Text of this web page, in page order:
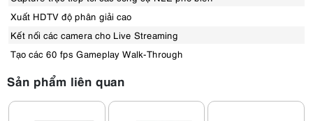
Xuất HDTV độ phân giải cao
Kết nối các camera cho Live Streaming
Tạo các 60 fps Gameplay Walk-Through
Sản phẩm liên quan